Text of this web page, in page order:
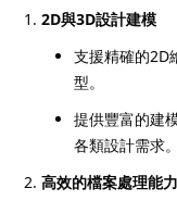
2D與3D設計建模
支援精確的2D
型。
提供豐富的建
各類設計需求。
高效的檔案處理能力